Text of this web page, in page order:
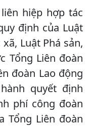
hiệp hợp tác
định của Luật
Luật Phá sản,
Tổng Liên đoàn
đoàn Lao động
quyết định
phí công đoàn
Tổng Liên đoàn